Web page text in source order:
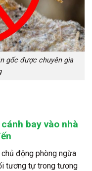
gốc được chuyên gia
bay vào nhà
động phòng ngừa
tương tự trong tương